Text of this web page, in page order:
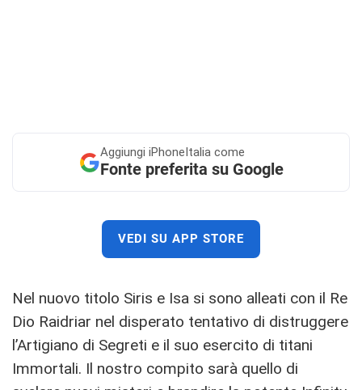
Aggiungi iPhoneItalia come
Fonte preferita su Google
VEDI SU APP STORE
Nel nuovo titolo Siris e Isa si sono alleati con il Re
Dio Raidriar nel disperato tentativo di distruggere
l’Artigiano di Segreti e il suo esercito di titani
Immortali. Il nostro compito sarà quello di